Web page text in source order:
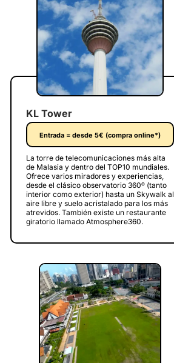
KL Tower
Entrada = desde 5€ (compra online*)
La torre de telecomunicaciones más alta
de Malasia y dentro del TOP10 mundiales.
Ofrece varios miradores y experiencias,
desde el clásico observatorio 360º (tanto
interior como exterior) hasta un Skywalk al
aire libre y suelo acristalado para los más
atrevidos. También existe un restaurante
giratorio llamado Atmosphere360.